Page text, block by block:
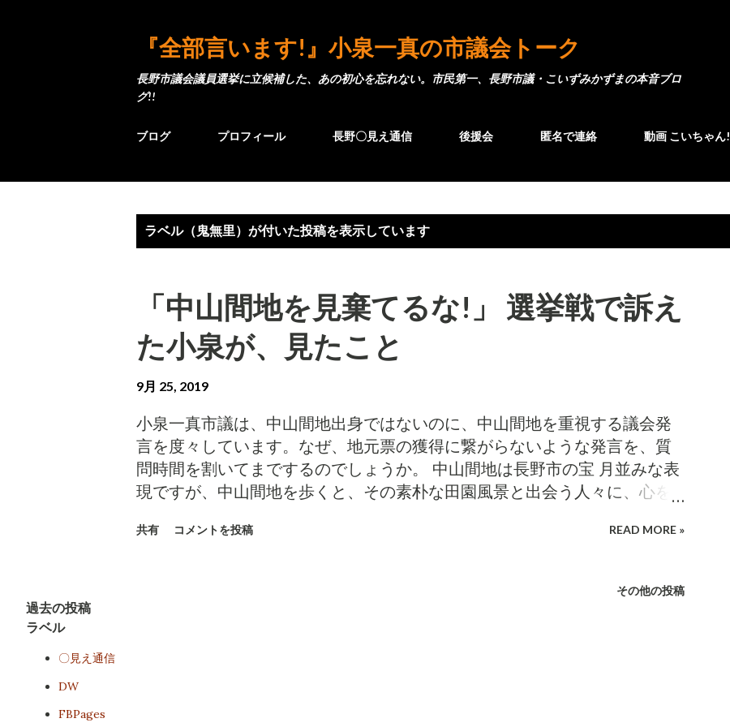
『全部言います!』小泉一真の市議会トーク
長野市議会議員選挙に立候補した、あの初心を忘れない。市民第一、長野市議・こいずみかずまの本音ブロ
グ!!
ブログ プロフィール 長野〇見え通信 後援会 匿名で連絡 動画 こいちゃん!
ラベル（鬼無里）が付いた投稿を表示しています
「中山間地を見棄てるな!」 選挙戦で訴え
た小泉が、見たこと
9月 25, 2019
小泉一真市議は、中山間地出身ではないのに、中山間地を重視する議会発
言を度々しています。なぜ、地元票の獲得に繋がらないような発言を、質
問時間を割いてまでするのでしょうか。 中山間地は長野市の宝 月並みな表
現ですが、中山間地を歩くと、その素朴な田園風景と出会う人々に、心を
り、それは信州の自然と田園風景のためだと、小泉は考えます。長野県
れば、人口減少対策や観光産業に良い影響があるはずがありません。もし
共有 コメントを投稿 READ MORE »
その他の投稿
過去の投稿
ラベル
〇見え通信
DW
FBPages